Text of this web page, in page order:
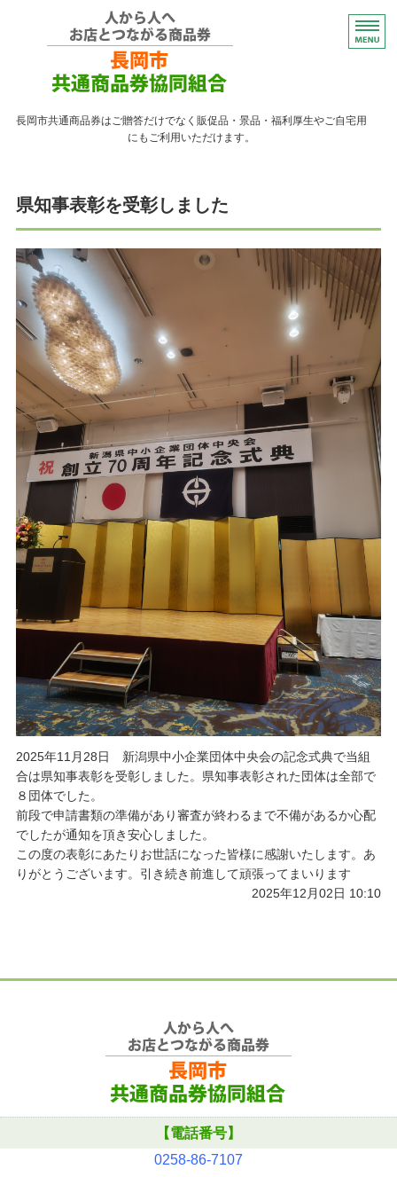
コンパクトなプレゼン
長岡市共通商品券はご贈答だけでなく販促品・景品・福利厚生やご自宅用
にもご利用いただけます。
紙の商品券の販売店
よくある質問
ながおかペイ利用者向け
県知事表彰を受彰しました
2025年11月28日 新潟県中小企業団体中央会の記念式典で当組
合は県知事表彰を受彰しました。県知事表彰された団体は全部で
８団体でした。
前段で申請書類の準備があり審査が終わるまで不備があるか心配
でしたが通知を頂き安心しました。
この度の表彰にあたりお世話になった皆様に感謝いたします。あ
りがとうございます。引き続き前進して頑張ってまいります
2025年12月02日 10:10
【電話番号】
0258-86-7107